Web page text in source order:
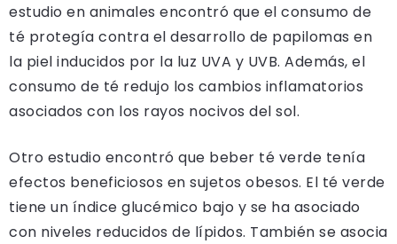
estudio en animales encontró que el consumo de
té protegía contra el desarrollo de papilomas en
la piel inducidos por la luz UVA y UVB. Además, el
consumo de té redujo los cambios inflamatorios
asociados con los rayos nocivos del sol.
Otro estudio encontró que beber té verde tenía
efectos beneficiosos en sujetos obesos. El té verde
tiene un índice glucémico bajo y se ha asociado
con niveles reducidos de lípidos. También se asocia